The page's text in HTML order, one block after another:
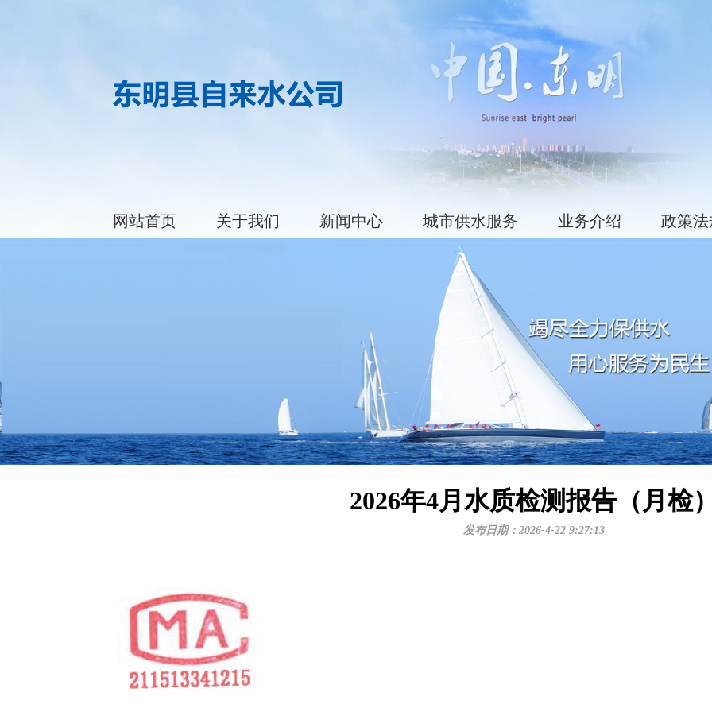
网站首页 关于我们 新闻中心 城市供水服务 业务介绍 政策法
2026年4月水质检测报告（月检
发布日期：2026-4-22 9:27:13